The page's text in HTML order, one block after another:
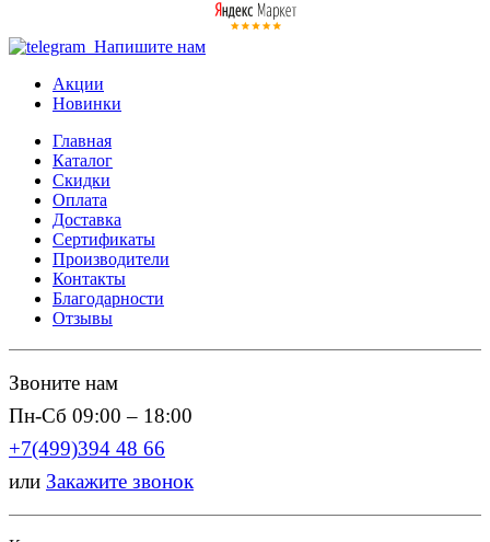
Напишите нам
Акции
Новинки
Главная
Каталог
Скидки
Оплата
Доставка
Сертификаты
Производители
Контакты
Благодарности
Отзывы
Звоните нам
Пн-Сб 09:00 – 18:00
+7(499)394 48 66
или Закажите звонок